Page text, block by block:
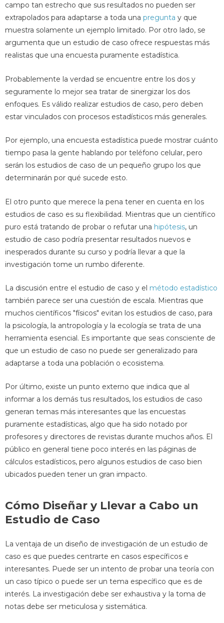
campo tan estrecho que sus resultados no pueden ser
extrapolados para adaptarse a toda una pregunta y que
muestra solamente un ejemplo limitado. Por otro lado, se
argumenta que un estudio de caso ofrece respuestas más
realistas que una encuesta puramente estadística.
Probablemente la verdad se encuentre entre los dos y
seguramente lo mejor sea tratar de sinergizar los dos
enfoques. Es válido realizar estudios de caso, pero deben
estar vinculados con procesos estadísticos más generales.
Por ejemplo, una encuesta estadística puede mostrar cuánto
tiempo pasa la gente hablando por teléfono celular, pero
serán los estudios de caso de un pequeño grupo los que
determinarán por qué sucede esto.
El otro punto que merece la pena tener en cuenta en los
estudios de caso es su flexibilidad. Mientras que un científico
puro está tratando de probar o refutar una hipótesis, un
estudio de caso podría presentar resultados nuevos e
inesperados durante su curso y podría llevar a que la
investigación tome un rumbo diferente.
La discusión entre el estudio de caso y el método estadístico
también parece ser una cuestión de escala. Mientras que
muchos científicos "físicos" evitan los estudios de caso, para
la psicología, la antropología y la ecología se trata de una
herramienta esencial. Es importante que seas consciente de
que un estudio de caso no puede ser generalizado para
adaptarse a toda una población o ecosistema.
Por último, existe un punto externo que indica que al
informar a los demás tus resultados, los estudios de caso
generan temas más interesantes que las encuestas
puramente estadísticas, algo que ha sido notado por
profesores y directores de revistas durante muchos años. El
público en general tiene poco interés en las páginas de
cálculos estadísticos, pero algunos estudios de caso bien
ubicados pueden tener un gran impacto.
Cómo Diseñar y Llevar a Cabo un
Estudio de Caso
La ventaja de un diseño de investigación de un estudio de
caso es que puedes centrarte en casos específicos e
interesantes. Puede ser un intento de probar una teoría con
un caso típico o puede ser un tema específico que es de
interés. La investigación debe ser exhaustiva y la toma de
notas debe ser meticulosa y sistemática.